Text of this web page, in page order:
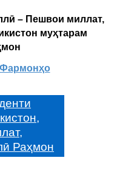
– Пешвои миллат,
муҳтарам
Фармонҳо
Раҳмон